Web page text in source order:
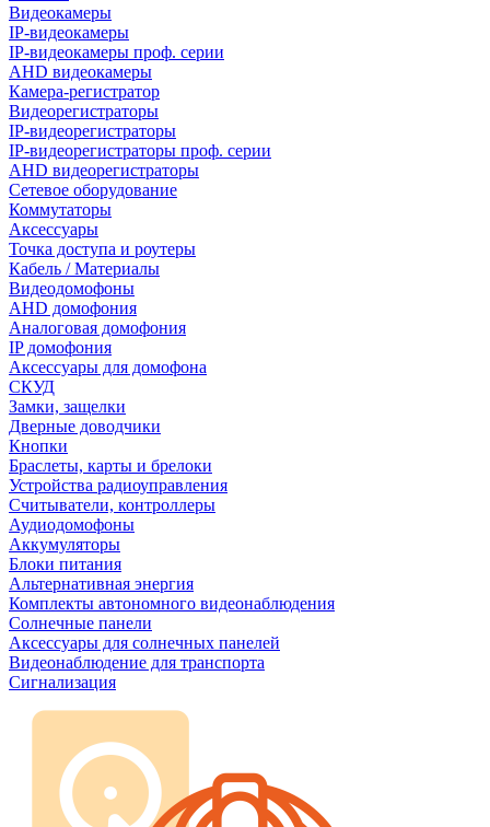
Видеокамеры
IP-видеокамеры
IP-видеокамеры проф. серии
AHD видеокамеры
Камера-регистратор
Видеорегистраторы
IP-видеорегистраторы
IP-видеорегистраторы проф. серии
AHD видеорегистраторы
Сетевое оборудование
Коммутаторы
Аксессуары
Точка доступа и роутеры
Кабель / Материалы
Видеодомофоны
AHD домофония
Аналоговая домофония
IP домофония
Аксессуары для домофона
СКУД
Замки, защелки
Дверные доводчики
Кнопки
Браслеты, карты и брелоки
Устройства радиоуправления
Считыватели, контроллеры
Аудиодомофоны
Аккумуляторы
Блоки питания
Альтернативная энергия
Комплекты автономного видеонаблюдения
Солнечные панели
Аксессуары для солнечных панелей
Видеонаблюдение для транспорта
Сигнализация